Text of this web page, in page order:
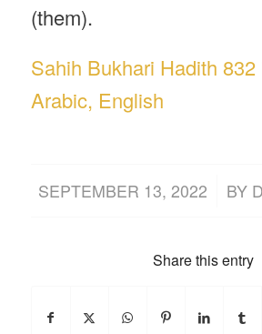
(them).
Sahih Bukhari Hadith 832
Arabic, English
SEPTEMBER 13, 2022
/ BY
Share this entry